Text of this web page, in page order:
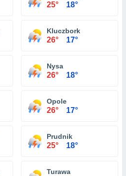
25° 18°
Kluczbork
26° 17°
Nysa
26° 18°
Opole
26° 17°
Prudnik
25° 18°
Turawa